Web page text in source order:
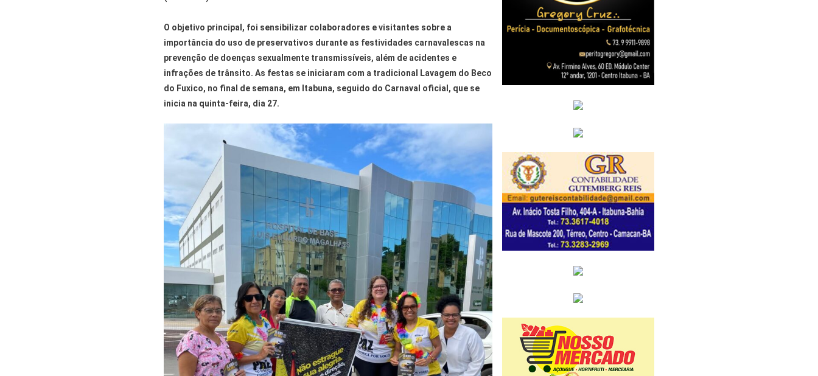
O objetivo principal, foi sensibilizar colaboradores e visitantes sobre a
importância do uso de preservativos durante as festividades carnavalescas na
prevenção de doenças sexualmente transmissíveis, além de acidentes e
infrações de trânsito. As festas se iniciaram com a tradicional Lavagem do Beco
do Fuxico, no final de semana, em Itabuna, seguido do Carnaval oficial, que se
inicia na quinta-feira, dia 27.